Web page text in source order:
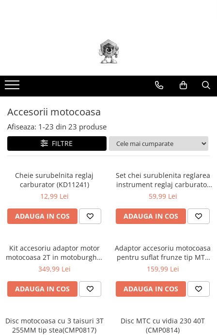
taiere/slefuire/polizare/curatare
Amestecatoare
Aparat carotat
Aparat de banc
Aparat masina cusut
Aparat spalat cu presiune
Aparate de ascutit
Aparate de masurat
Aparate de slefuit
Aparate de tuns
Aparate pe acumulator / baterie
Baterii incarcatoare
Accesorii motocoasa
Afiseaza: 1-23 din 23 produse
FILTRE
Cheie surubelnita reglaj
carburator (KD11241)
12,99 Lei
ADAUGA IN COS
Set chei surublenita reglarea
instrument reglaj carburator
8 piese (KD11245)
59,99 Lei
ADAUGA IN COS
Kit accesoriu adaptor motor
motocoasa 2T in motoburghiu
(CMP0567)
349,99 Lei
ADAUGA IN COS
Adaptor accesoriu motocoasa
pentru suflat frunze tip MTC
(GF-2042)
159,99 Lei
ADAUGA IN COS
Disc motocoasa cu 3 taisuri 3T
255MM tip stea(CMP0817)
Disc MTC cu vidia 230 40T
(CMP0814)